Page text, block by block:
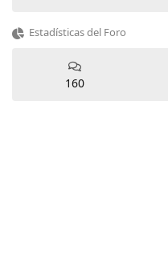
Estadísticas del Foro
160